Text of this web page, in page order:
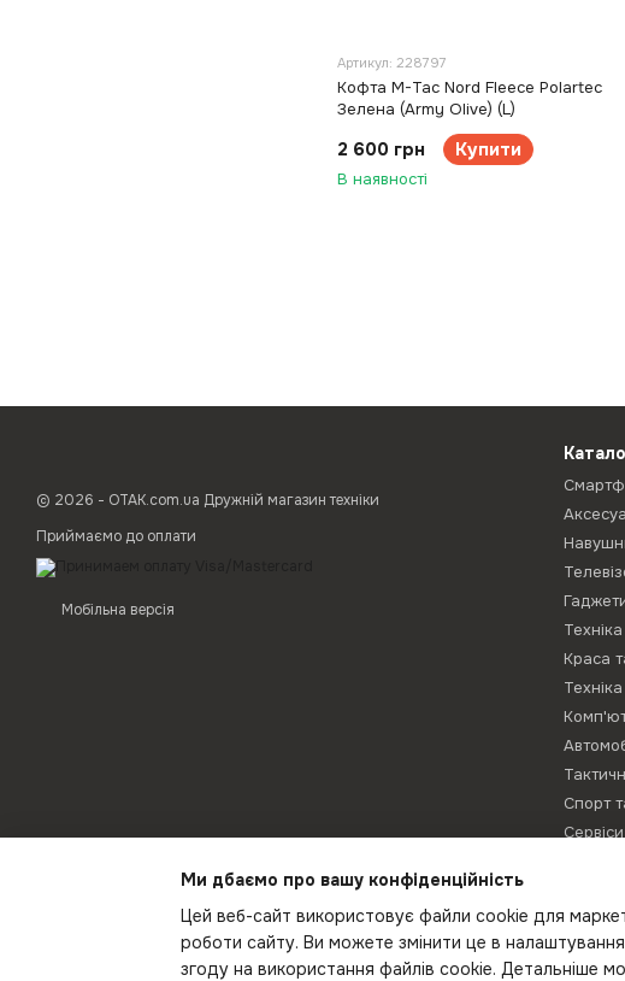
Артикул: 228797
Кофта M-Tac Nord Fleece Polartec
Зелена (Army Olive) (L)
2 600 грн Купити
В наявності
© 2026 - ОТАК.com.ua Дружній магазин техніки
Приймаємо до оплати
Мобільна версія
Краса
Спорт
Ми дбаємо про вашу конфіденційність
Цей веб-сайт використовує файли cookie для
роботи сайту. Ви можете змінити це в
згоду на використання файлів cookie. Детальніше